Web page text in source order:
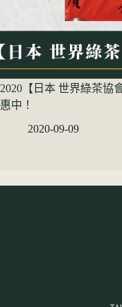
2020【日本 世界綠茶協
惠中！
2020-09-09